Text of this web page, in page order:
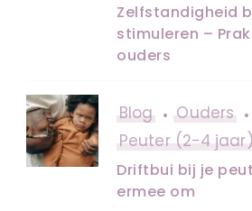
Zelfstandigheid
stimuleren –
ouders
Blog
Ouders
Peuter (2-4 jaar)
Driftbui bij je
ermee om